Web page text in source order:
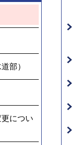
部）
につい